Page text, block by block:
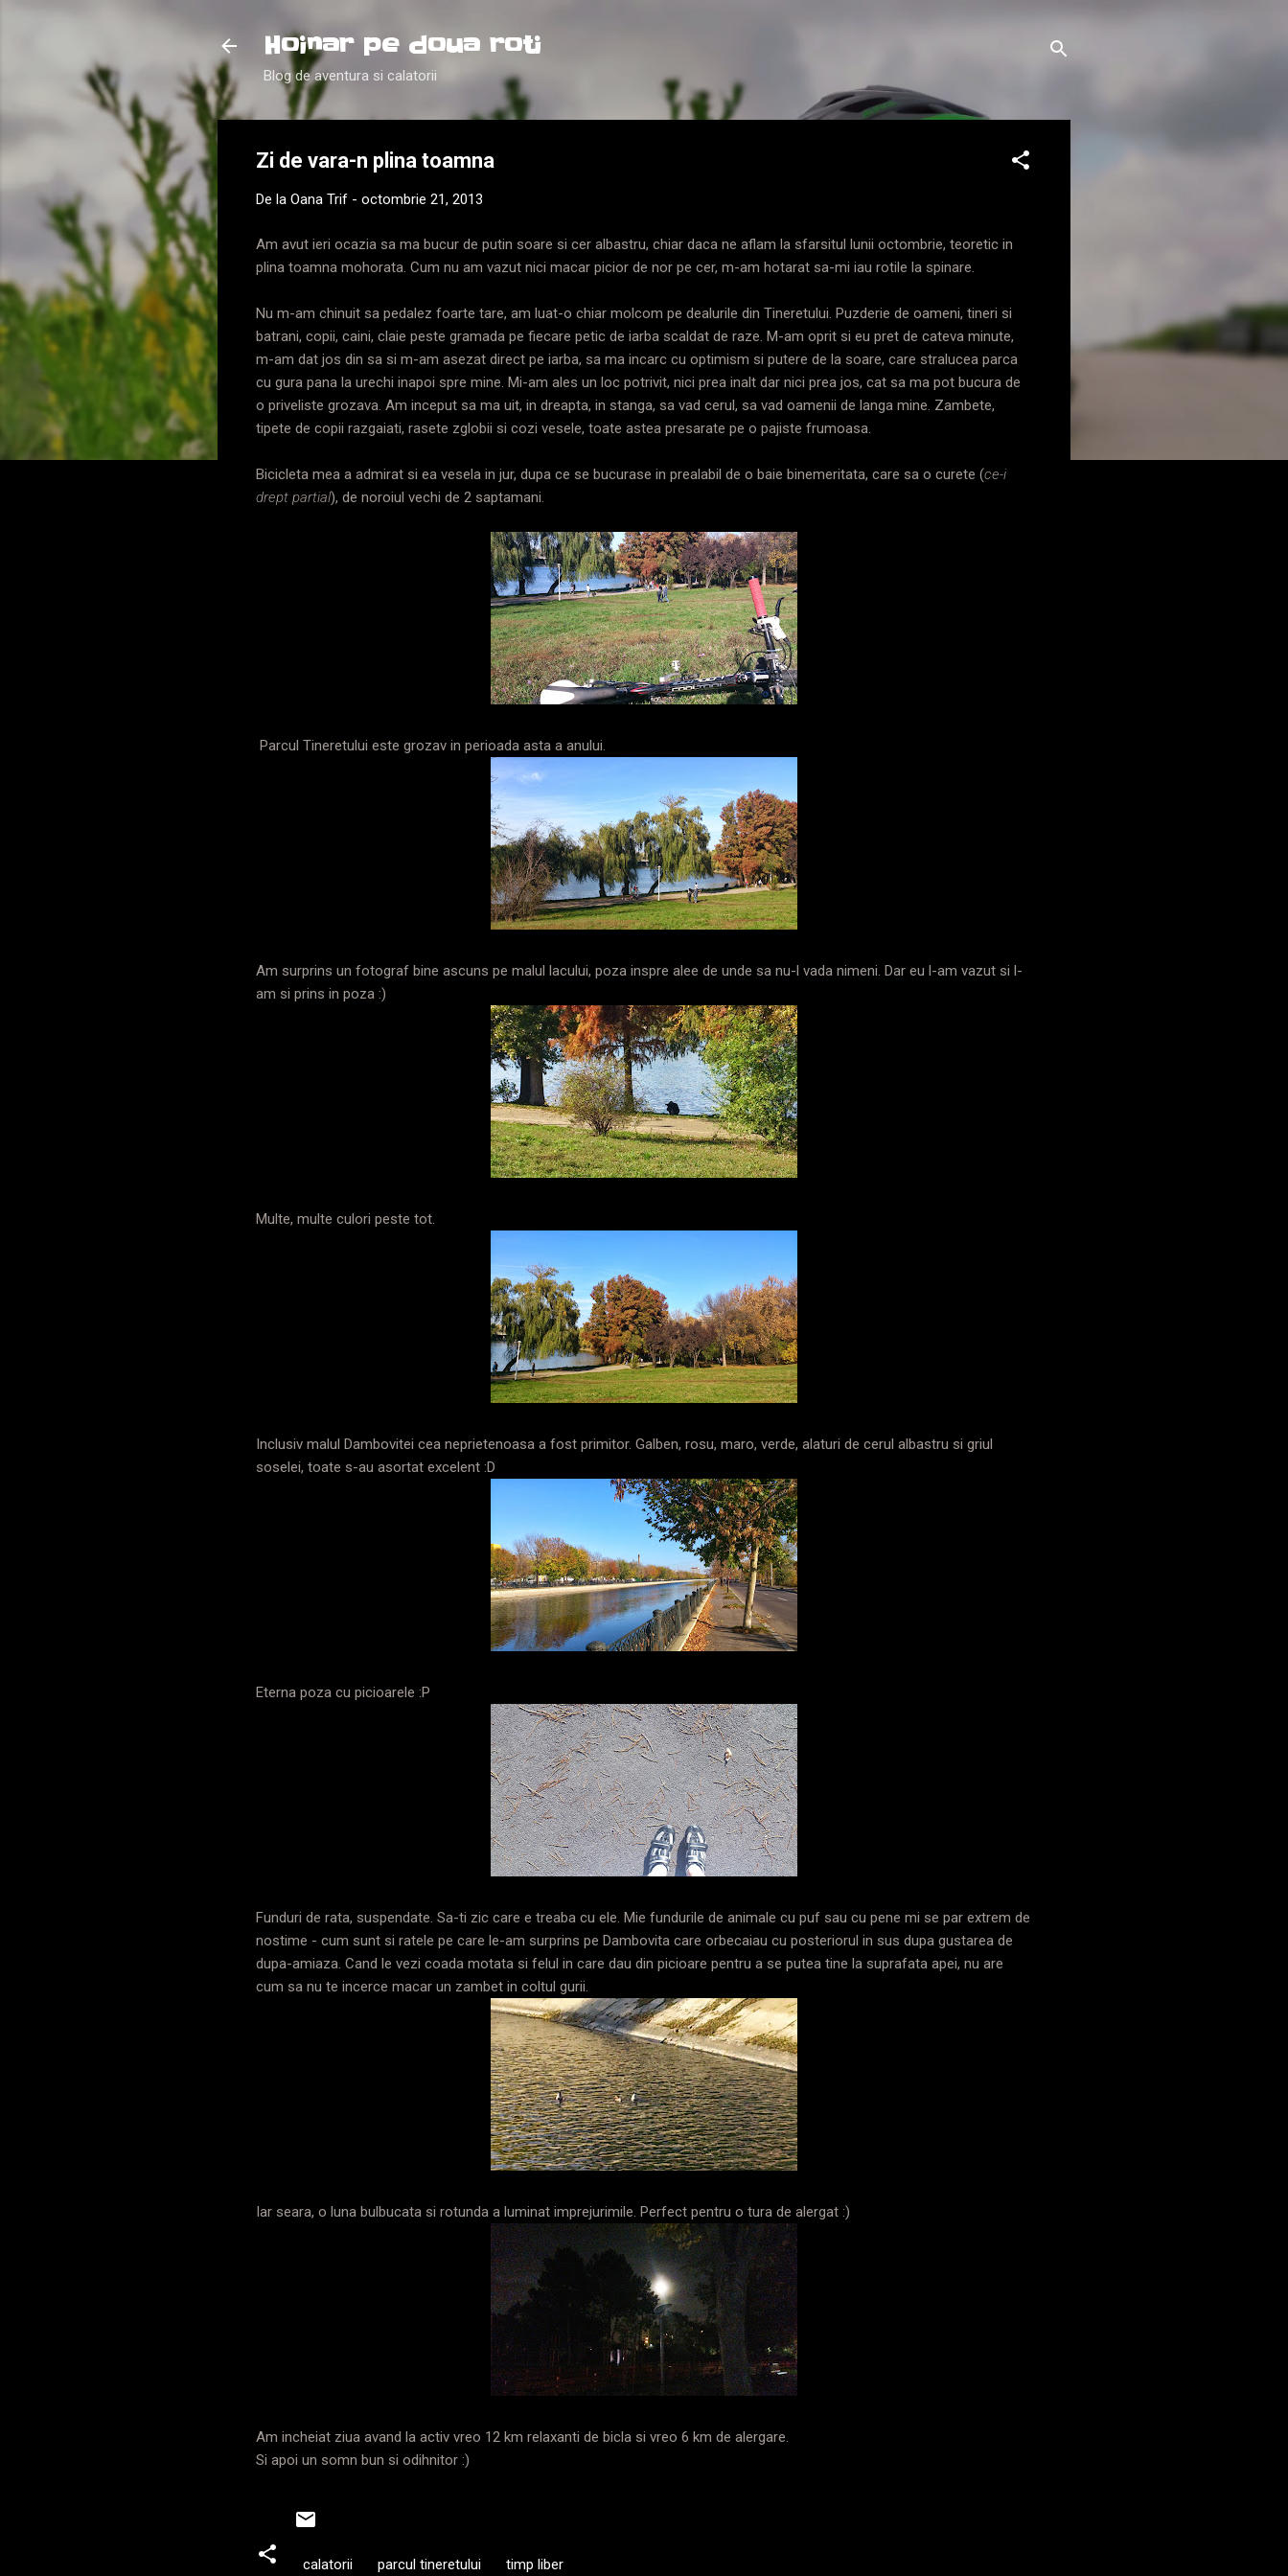
Hoinar pe doua roti
Blog de aventura si calatorii
Zi de vara-n plina toamna
De la Oana Trif - octombrie 21, 2013
Am avut ieri ocazia sa ma bucur de putin soare si cer albastru, chiar daca ne aflam la sfarsitul lunii octombrie, teoretic in
plina toamna mohorata. Cum nu am vazut nici macar picior de nor pe cer, m-am hotarat sa-mi iau rotile la spinare.
Nu m-am chinuit sa pedalez foarte tare, am luat-o chiar molcom pe dealurile din Tineretului. Puzderie de oameni, tineri si
batrani, copii, caini, claie peste gramada pe fiecare petic de iarba scaldat de raze. M-am oprit si eu pret de cateva minute,
m-am dat jos din sa si m-am asezat direct pe iarba, sa ma incarc cu optimism si putere de la soare, care stralucea parca
cu gura pana la urechi inapoi spre mine. Mi-am ales un loc potrivit, nici prea inalt dar nici prea jos, cat sa ma pot bucura de
o priveliste grozava. Am inceput sa ma uit, in dreapta, in stanga, sa vad cerul, sa vad oamenii de langa mine. Zambete,
tipete de copii razgaiati, rasete zglobii si cozi vesele, toate astea presarate pe o pajiste frumoasa.
Bicicleta mea a admirat si ea vesela in jur, dupa ce se bucurase in prealabil de o baie binemeritata, care sa o curete (ce-i
drept partial), de noroiul vechi de 2 saptamani.
Parcul Tineretului este grozav in perioada asta a anului.
Am surprins un fotograf bine ascuns pe malul lacului, poza inspre alee de unde sa nu-l vada nimeni. Dar eu l-am vazut si l-
am si prins in poza :)
Multe, multe culori peste tot.
Inclusiv malul Dambovitei cea neprietenoasa a fost primitor. Galben, rosu, maro, verde, alaturi de cerul albastru si griul
soselei, toate s-au asortat excelent :D
Eterna poza cu picioarele :P
Funduri de rata, suspendate. Sa-ti zic care e treaba cu ele. Mie fundurile de animale cu puf sau cu pene mi se par extrem de
nostime - cum sunt si ratele pe care le-am surprins pe Dambovita care orbecaiau cu posteriorul in sus dupa gustarea de
dupa-amiaza. Cand le vezi coada motata si felul in care dau din picioare pentru a se putea tine la suprafata apei, nu are
cum sa nu te incerce macar un zambet in coltul gurii.
Iar seara, o luna bulbucata si rotunda a luminat imprejurimile. Perfect pentru o tura de alergat :)
Am incheiat ziua avand la activ vreo 12 km relaxanti de bicla si vreo 6 km de alergare.
Si apoi un somn bun si odihnitor :)
calatorii parcul tineretului timp liber